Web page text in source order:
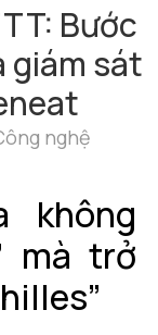
Bước
giám sát
nghệ
không
mà trở